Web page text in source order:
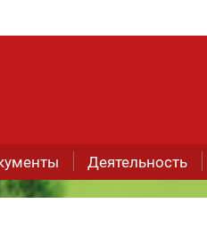
Деятельность